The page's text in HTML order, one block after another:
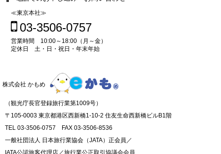
≪東京本社≫
03-3506-0757
営業時間 10:00～18:00（月～金）
定休日 土・日・祝日・年末年始
株式会社 かもめ
（観光庁長官登録旅行業第1009号）
〒105-0003 東京都港区西新橋1-10-2 住友生命西新橋ビルB1階
TEL 03-3506-0757 FAX 03-3506-8536
一般社団法人 日本旅行業協会（JATA）正会員／
IATA公認旅客代理店／旅行業公正取引協議会会員